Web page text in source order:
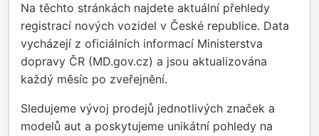
Na těchto stránkách najdete aktuální přehledy
registrací nových vozidel v České republice. Data
vycházejí z oficiálních informací Ministerstva
dopravy ČR (MD.gov.cz) a jsou aktualizována
každý měsíc po zveřejnění.
Sledujeme vývoj prodejů jednotlivých značek a
modelů aut a poskytujeme unikátní pohledy na